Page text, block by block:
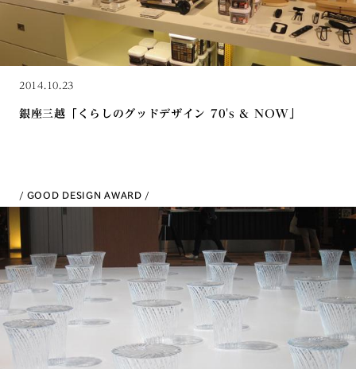
2014.10.23
銀座三越「くらしのグッドデザイン 70's & NOW」
GOOD DESIGN AWARD